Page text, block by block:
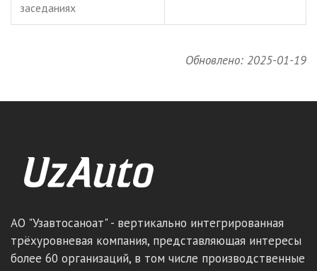
заседаниях
Обновлено: 2025-01-19
АО "Узавтосаноат" - вертикально интегрированная
трёхуровневая компания, представляющая интересы
более 60 организаций, в том числе производственные